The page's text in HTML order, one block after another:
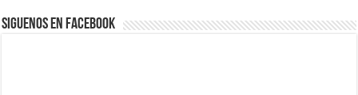
Siguenos en Facebook